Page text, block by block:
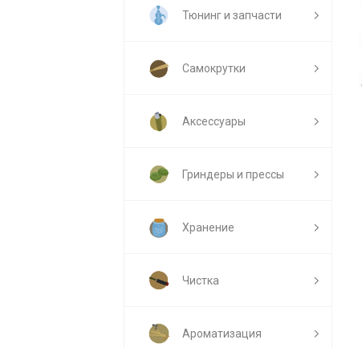
Тюнинг и запчасти
Самокрутки
Аксессуары
Гриндеры и прессы
Хранение
Чистка
Ароматизация